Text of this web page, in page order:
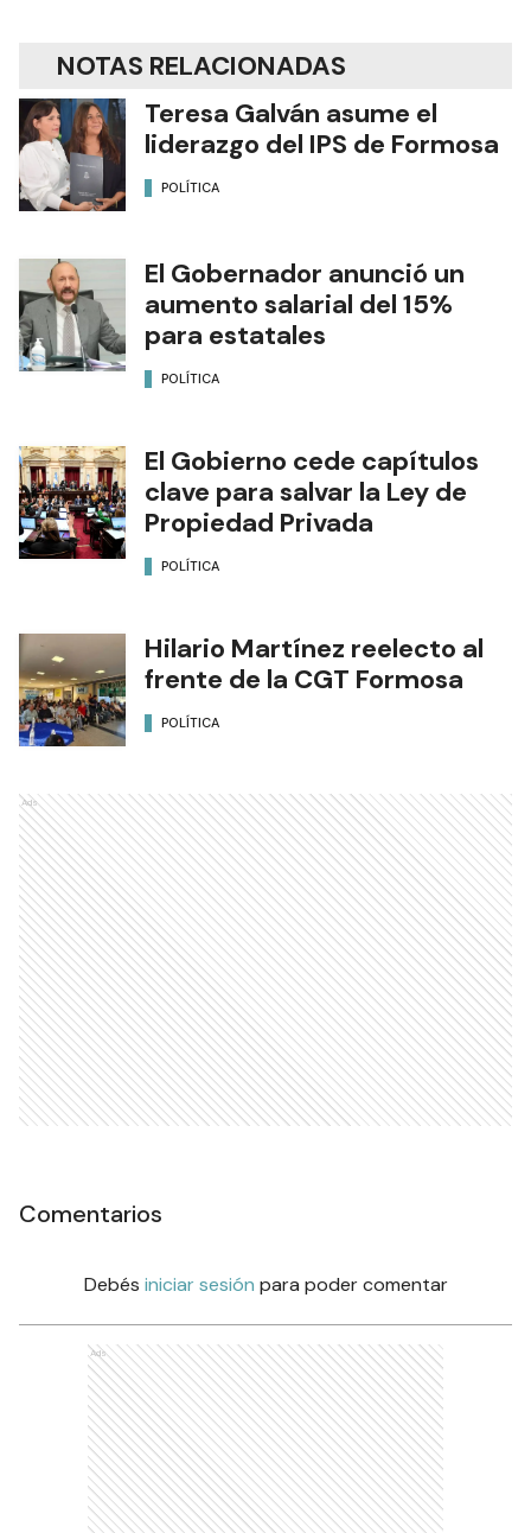
NOTAS RELACIONADAS
Teresa Galván asume el
liderazgo del IPS de Formosa
POLÍTICA
El Gobernador anunció un
aumento salarial del 15%
para estatales
POLÍTICA
El Gobierno cede capítulos
clave para salvar la Ley de
Propiedad Privada
POLÍTICA
Hilario Martínez reelecto al
frente de la CGT Formosa
POLÍTICA
Ads
Comentarios
Debés iniciar sesión para poder comentar
Ads